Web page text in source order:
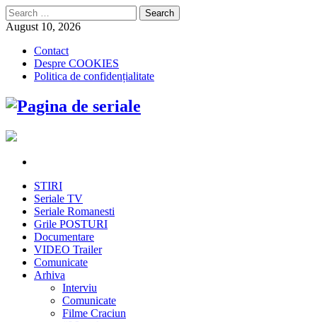
Search
for:
August 10, 2026
Contact
Despre COOKIES
Politica de confidențialitate
STIRI
Seriale TV
Seriale Romanesti
Grile POSTURI
Documentare
VIDEO Trailer
Comunicate
Arhiva
Interviu
Comunicate
Filme Craciun